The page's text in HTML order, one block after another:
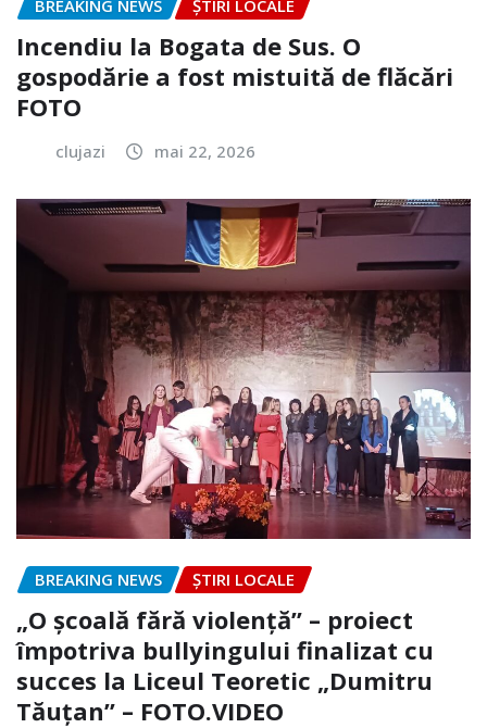
BREAKING NEWS ȘTIRI LOCALE
Incendiu la Bogata de Sus. O
gospodărie a fost mistuită de flăcări
FOTO
clujazi mai 22, 2026
BREAKING NEWS ȘTIRI LOCALE
„O școală fără violență” – proiect
împotriva bullyingului finalizat cu
succes la Liceul Teoretic „Dumitru
Tăuțan” – FOTO.VIDEO